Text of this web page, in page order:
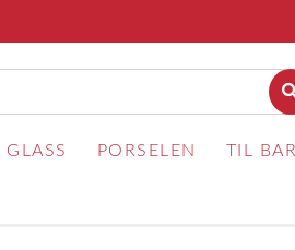
GLASS PORSELEN TIL BAR